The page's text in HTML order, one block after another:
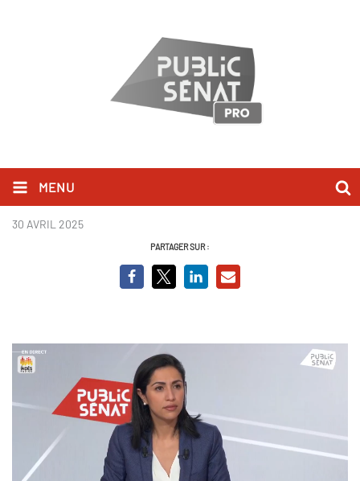
MENU
Sarah El Hairy_BCVO.png
30 AVRIL 2025
PARTAGER SUR :